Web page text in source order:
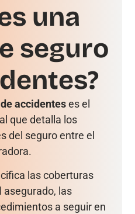
una
seguro
accidenteses el
que detalla los
del seguro entre el
las coberturas
las
a seguir en